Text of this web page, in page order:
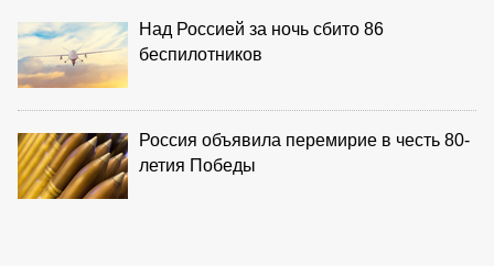
Над Россией за ночь сбито 86
беспилотников
Россия объявила перемирие в честь 80-
летия Победы